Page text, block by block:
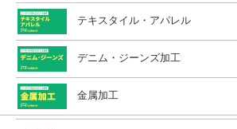
LABEL MASTER
COMBAT
PAPER ONE
FMC 280
JaguarVLX
RXⅡ
アルコールチェック管理 カールコ
業種別ご提案
業種別ご提案TOPへ
看板・サイン&ディスプレイ
石材
加工できない素材
テキスタイル・アパレル
デニム・ジーンズ加工
金属加工
※本製品の販売は終了し
最新機種：Piolas